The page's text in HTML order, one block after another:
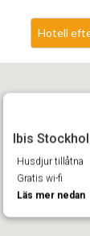
Hotell
Ibis
Husdjur tillåtna
Gratis wi-fi
Läs mer nedan